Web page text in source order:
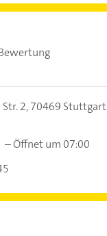
2,70469 Stuttgart
–Öffnet um 07:00